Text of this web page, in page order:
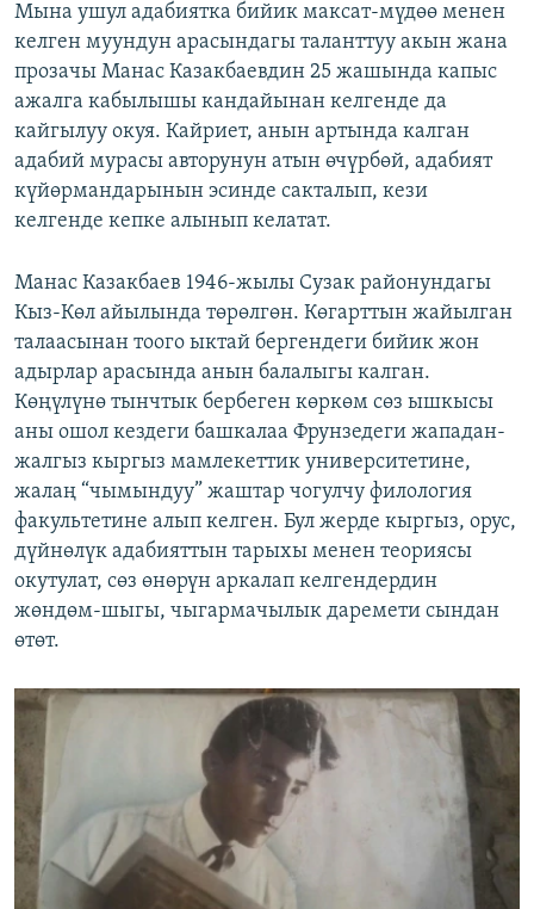
Мына ушул адабиятка бийик максат-мүдөө менен
келген муундун арасындагы таланттуу акын жана
прозачы Манас Казакбаевдин 25 жашында капыс
ажалга кабылышы кандайынан келгенде да
кайгылуу окуя. Кайриет, анын артында калган
адабий мурасы авторунун атын өчүрбөй, адабият
күйөрмандарынын эсинде сакталып, кези
келгенде кепке алынып келатат.
Манас Казакбаев 1946-жылы Сузак районундагы
Кыз-Көл айылында төрөлгөн. Көгарттын жайылган
талаасынан тоого ыктай бергендеги бийик жон
адырлар арасында анын балалыгы калган.
Көңүлүнө тынчтык бербеген көркөм сөз ышкысы
аны ошол кездеги башкалаа Фрунзедеги жападан-
жалгыз кыргыз мамлекеттик университетине,
жалаң “чымындуу” жаштар чогулчу филология
факультетине алып келген. Бул жерде кыргыз, орус,
дүйнөлүк адабияттын тарыхы менен теориясы
окутулат, сөз өнөрүн аркалап келгендердин
жөндөм-шыгы, чыгармачылык даремети сындан
өтөт.